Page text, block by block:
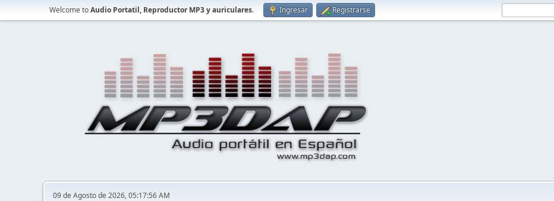
Welcome toAudio Portatil, Reproductor MP3 y auriculares. Ingresar Registrarse
09 de Agosto de 2026, 05:17:56 AM